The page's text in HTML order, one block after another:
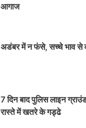
आगाज
अडंबर में न फंसे, सच्चे भाव से
7 दिन बाद पुलिस लाइन
रास्ते में खतरे के गड्ढे